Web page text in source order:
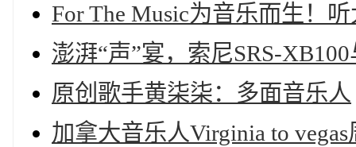
For The Music为音乐而生！
澎湃“声”宴，索尼SRS-
原创歌手黄柒柒：多面音乐人
加拿大音乐人Virginia to